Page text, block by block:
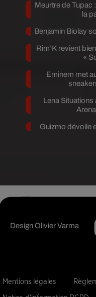
Meurtre de Tupac
la
Benjamin Biolay
Rim’K revient
«
Eminem met
Lena Situations
Guizmo dévoile
DesignOlivier Varma
Mentions légales